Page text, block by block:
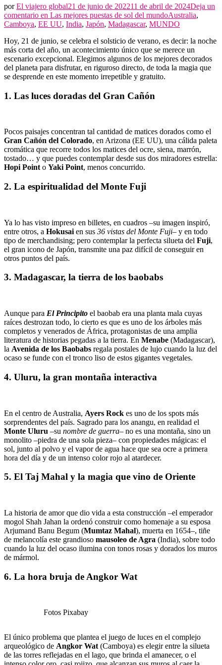
porEl viajero global21 de junio de 202211 de abril de 2024Deja un
comentario en Las mejores puestas de sol del mundoAustralia,
Camboya, EE UU, India, Japón, Madagascar, MUNDO
Hoy, 21 de junio, se celebra el solsticio de verano, es decir: la noche
más corta del año, un acontecimiento único que se merece un
escenario excepcional. Elegimos algunos de los mejores decorados
del planeta para disfrutar, en riguroso directo, de toda la magia que
se desprende en este momento irrepetible y gratuito.
1. Las luces doradas del Gran Cañón
Pocos paisajes concentran tal cantidad de matices dorados como el
Gran Cañón del Colorado, en Arizona (EE UU), una cálida paleta
cromática que recorre todos los matices del ocre, siena, marrón,
tostado… y que puedes contemplar desde sus dos miradores estrella:
Hopi Point o Yaki Point, menos concurrido.
2. La espiritualidad del Monte Fuji
Ya lo has visto impreso en billetes, en cuadros –su imagen inspiró,
entre otros, a Hokusai en sus 36 vistas del Monte Fuji– y en todo
tipo de merchandising; pero contemplar la perfecta silueta del Fuji,
el gran icono de Japón, transmite una paz difícil de conseguir en
otros puntos del país.
3. Madagascar, la tierra de los baobabs
Aunque para El Principito el baobab era una planta mala cuyas
raíces destrozan todo, lo cierto es que es uno de los árboles más
completos y venerados de África, protagonistas de una amplia
literatura de historias pegadas a la tierra. En Menabe (Madagascar),
la Avenida de los Baobabs regala postales de lujo cuando la luz del
ocaso se funde con el tronco liso de estos gigantes vegetales.
4. Uluru, la gran montaña interactiva
En el centro de Australia, Ayers Rock es uno de los spots más
sorprendentes del país. Sagrado para los anangu, en realidad el
Monte Uluru –su nombre de guerra– no es una montaña, sino un
monolito –piedra de una sola pieza– con propiedades mágicas: el
sol, junto al polvo y el vapor de agua hace que sea ocre a primera
hora del día y de un intenso color rojo al atardecer.
5. El Taj Mahal y la magia que vino de Oriente
La historia de amor que dio vida a esta construcción –el emperador
mogol Shah Jahan la ordenó construir como homenaje a su esposa
Arjumand Banu Begum (Mumtaz Mahal), muerta en 1654–, tiñe
de melancolía este grandioso mausoleo de Agra (India), sobre todo
cuando la luz del ocaso ilumina con tonos rosas y dorados los muros
de mármol.
6. La hora bruja de Angkor Wat
Fotos Pixabay
El único problema que plantea el juego de luces en el complejo
arqueológico de Angkor Wat(Camboya) es elegir entre la silueta
de las torres reflejadas en el lago, que brinda el amanecer, o el